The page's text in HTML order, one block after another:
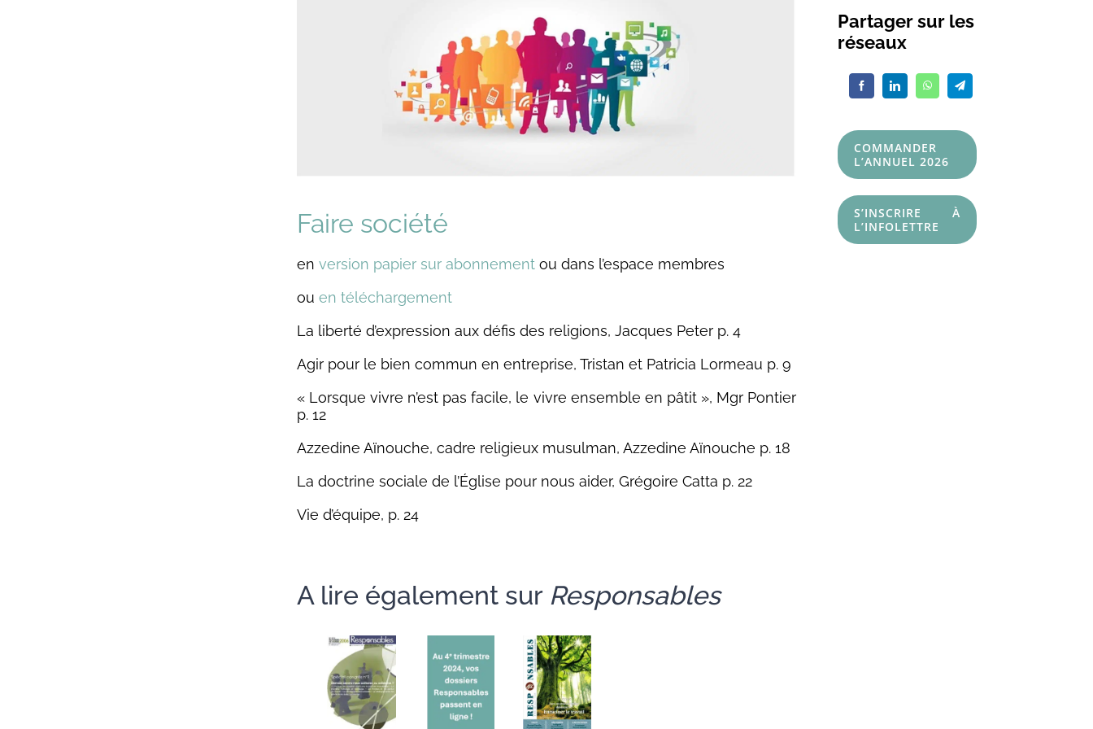
Faire société
en version papier sur abonnementou dans l’espace membres
ou en téléchargement
La liberté d’expression aux défis des religions, Jacques Peter p. 4
Agir pour le bien commun en entreprise, Tristan et Patricia Lormeau p. 9
« Lorsque vivre n’est pas facile, le vivre ensemble en pâtit », Mgr Pontier
p. 12
Azzedine Aïnouche, cadre religieux musulman, Azzedine Aïnouche p. 18
La doctrine sociale de l’Église pour nous aider, Grégoire Catta p. 22
Vie d’équipe, p. 24
A lire également sur Responsables
Partager sur les
réseaux
COMMANDER
L’ANNUEL 2026
S’INSCRIRE À
L’INFOLETTRE